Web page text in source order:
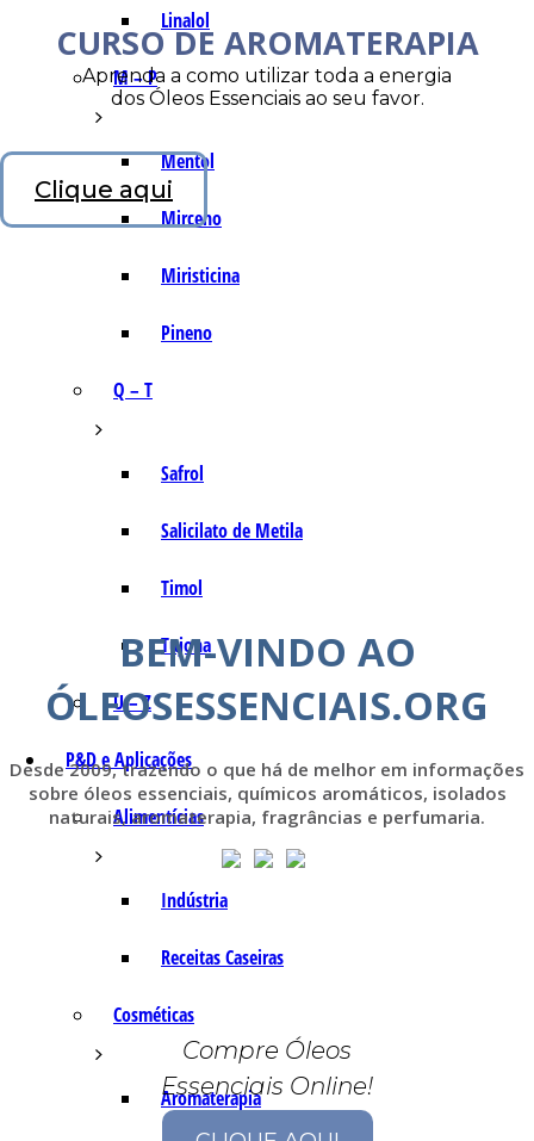
Linalol
M – P
Mentol
Mirceno
Miristicina
Pineno
Q – T
Safrol
Salicilato de Metila
Timol
Tujona
U – Z
P&D e Aplicações
Alimentícias
Indústria
Receitas Caseiras
Cosméticas
Aromaterapia
CURSO DE AROMATERAPIA
Aprenda a como utilizar toda a energia
dos Óleos Essenciais ao seu favor.
Clique aqui
BEM-VINDO AO
ÓLEOSESSENCIAIS.ORG
Desde 2009, trazendo o que há de melhor em informações
sobre óleos essenciais, químicos aromáticos, isolados
naturais, aromaterapia, fragrâncias e perfumaria.
Compre Óleos
Essenciais Online!